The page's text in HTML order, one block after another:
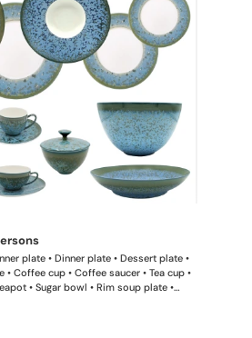
plate • Dinner plate • Dessert plate •
Coffee cup • Coffee saucer • Tea cup •
• Sugar bowl • Rim soup plate •